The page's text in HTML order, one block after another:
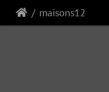
maisons12